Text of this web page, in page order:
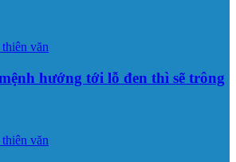
văn
hướng tới lỗ đen thì sẽ trông
văn